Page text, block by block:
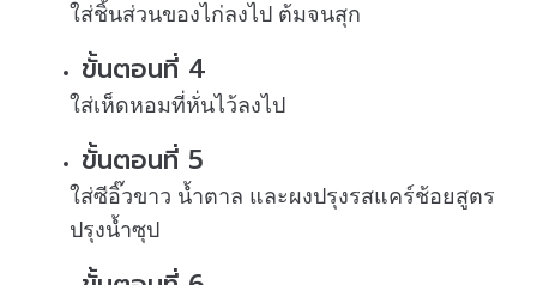
ใส่ชิ้นส่วนของไก่ลงไป ต้มจนสุก
ขั้นตอนที่ 4
ใส่เห็ดหอมที่หั่นไว้ลงไป
ขั้นตอนที่ 5
ใส่ซีอิ๊วขาว น้ำตาล และผงปรุงรสแคร์ช้อยสูตร
ปรุงน้ำซุป